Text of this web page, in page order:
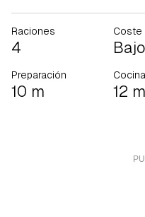
Raciones
4
Coste
Bajo
Preparación
10 m 12 m